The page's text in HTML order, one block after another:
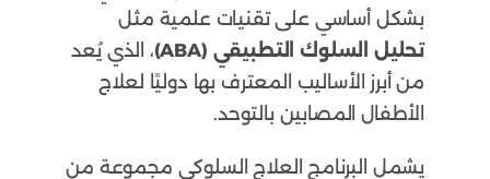
بشكل أساسي على تقنيات علمية مثل
تحليل السلوك التطبيقي (ABA)
، الذي يُعد
من أبرز الأساليب المعترف بها دوليًا لعلاج
الأطفال المصابين بالتوحد.
يشمل البرنامج العلاج السلوكي مجموعة من